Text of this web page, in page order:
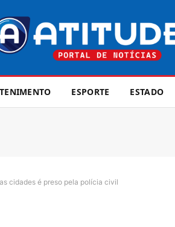
ESPORTE ESTADO
cidades é preso pela polícia civil